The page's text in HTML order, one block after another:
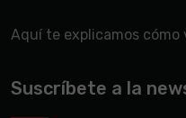
Aquí te explicamos cómo
Suscríbete a la